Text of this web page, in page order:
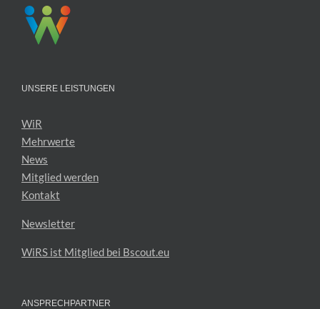
UNSERE LEISTUNGEN
WiR
Mehrwerte
News
Mitglied werden
Kontakt
Newsletter
WiRS ist Mitglied bei Bscout.eu
ANSPRECHPARTNER